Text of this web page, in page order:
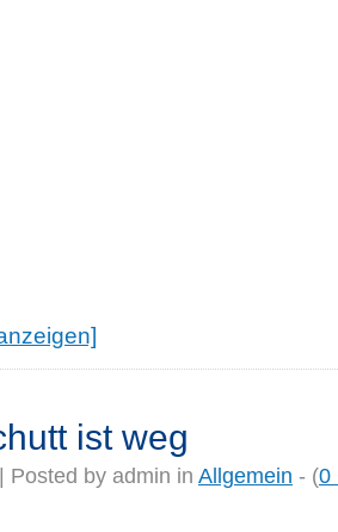
ist weg
Posted by admin in Allgemein - (0